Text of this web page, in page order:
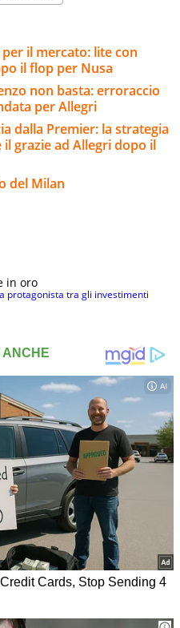
il mercato: lite con
il flop per Nusa
non basta: erroraccio
per Allegri
dalla Premier: la strategia
grazie ad Allegri dopo il
del Milan
in oro
protagonista tra gli investimenti